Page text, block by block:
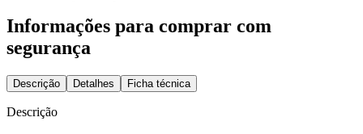
Informações para comprar com
segurança
Descrição Detalhes Ficha técnica
Descrição